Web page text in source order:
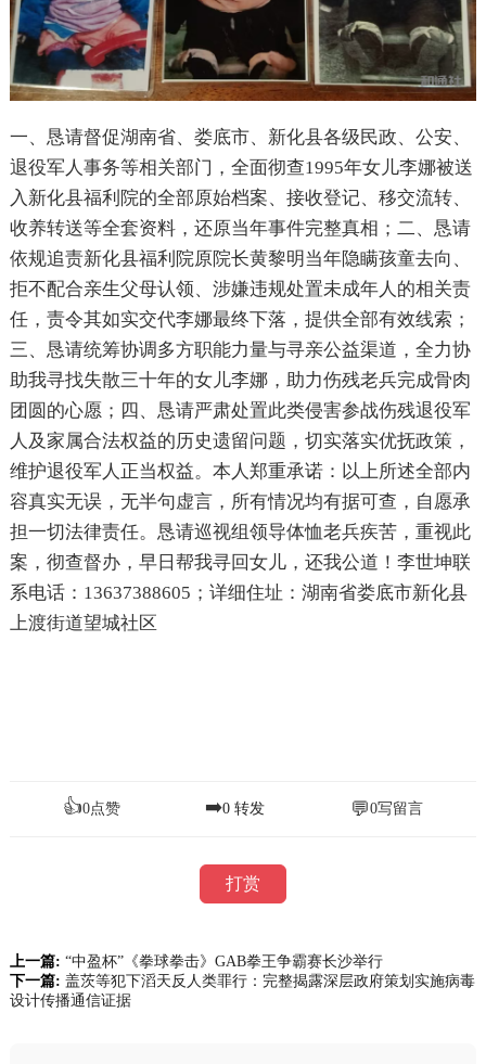
一、恳请督促湖南省、娄底市、新化县各级民政、公安、
退役军人事务等相关部门，全面彻查1995年女儿李娜被送
入新化县福利院的全部原始档案、接收登记、移交流转、
收养转送等全套资料，还原当年事件完整真相；二、恳请
依规追责新化县福利院原院长黄黎明当年隐瞒孩童去向、
拒不配合亲生父母认领、涉嫌违规处置未成年人的相关责
任，责令其如实交代李娜最终下落，提供全部有效线索；
三、恳请统筹协调多方职能力量与寻亲公益渠道，全力协
助我寻找失散三十年的女儿李娜，助力伤残老兵完成骨肉
团圆的心愿；四、恳请严肃处置此类侵害参战伤残退役军
人及家属合法权益的历史遗留问题，切实落实优抚政策，
维护退役军人正当权益。本人郑重承诺：以上所述全部内
容真实无误，无半句虚言，所有情况均有据可查，自愿承
担一切法律责任。恳请巡视组领导体恤老兵疾苦，重视此
案，彻查督办，早日帮我寻回女儿，还我公道！李世坤联
系电话：13637388605；详细住址：湖南省娄底市新化县
上渡街道望城社区
👍0点赞 ➡️0 转发 💬0写留言
打赏
上一篇: “中盈杯”《拳球拳击》GAB拳王争霸赛长沙举行
下一篇: 盖茨等犯下滔天反人类罪行：完整揭露深层政府策划实施病毒
设计传播通信证据